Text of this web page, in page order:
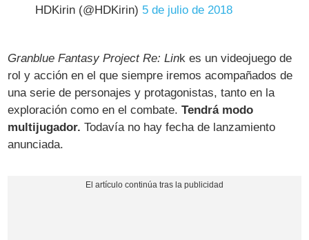
HDKirin (@HDKirin) 5 de julio de 2018
Granblue Fantasy Project Re: Link es un videojuego de
rol y acción en el que siempre iremos acompañados de
una serie de personajes y protagonistas, tanto en la
exploración como en el combate.Tendrá modo
multijugador. Todavía no hay fecha de lanzamiento
anunciada.